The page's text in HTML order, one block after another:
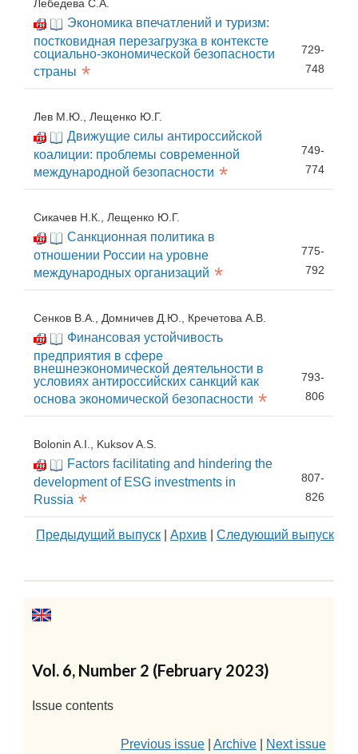
Лебедева С.А.
Экономика впечатлений и туризм:
постковидная перезагрузка в контексте
социально-экономической безопасности
страны *
729-
748
Лев М.Ю., Лещенко Ю.Г.
Движущие силы антироссийской
коалиции: проблемы современной
международной безопасности *
749-
774
Сикачев Н.К., Лещенко Ю.Г.
Санкционная политика в
отношении России на уровне
международных организаций *
775-
792
Сенков В.А., Домничев Д.Ю., Кречетова А.В.
Финансовая устойчивость
предприятия в сфере
внешнеэкономической деятельности в
условиях антироссийских санкций как
основа экономической безопасности *
793-
806
Bolonin A.I., Kuksov A.S.
Factors facilitating and hindering the
development of ESG investments in
Russia *
807-
826
Предыдущий выпуск Архив Следующий выпуск
Vol. 6, Number 2 (February 2023)
Issue contents
Previous issue Archive Next issue